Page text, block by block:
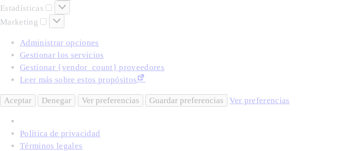
Estadísticas
Estadísticas
Marketing
Marketing
Administrar opciones
Gestionar los servicios
Gestionar {vendor_count} proveedores
Leer más sobre estos propósitos
Aceptar Denegar Ver preferencias Guardar preferencias Ver preferencias
Política de privacidad
Términos legales